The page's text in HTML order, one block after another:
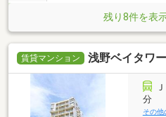
残り8件を表
賃貸マンション 浅野ベイタワー
分
その他